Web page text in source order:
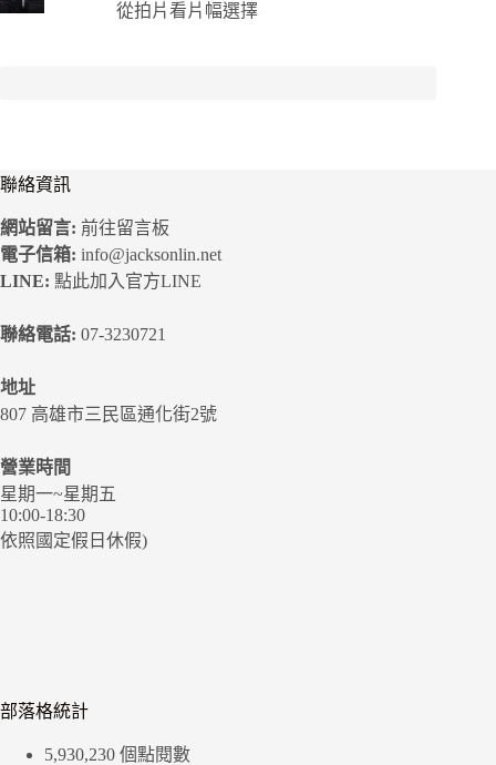
從拍片看片幅選擇
聯絡資訊
網站留言: 前往留言板
電子信箱: info@jacksonlin.net
LINE: 點此加入官方LINE
聯絡電話: 07-3230721
地址
807 高雄市三民區通化街2號
營業時間
星期一~星期五
10:00-18:30
依照國定假日休假)
部落格統計
5,930,230 個點閱數